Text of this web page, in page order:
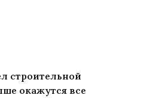
строительной
окажутся все